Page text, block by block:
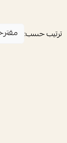
ترتيب حسب: